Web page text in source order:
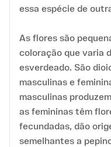
essa espécie de
As flores são
coloração que varia
esverdeado. São
masculinas e
masculinas
as femininas têm
fecundadas, dão
semelhantes a